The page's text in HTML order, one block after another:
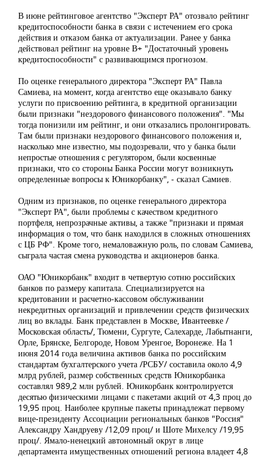
В июне рейтинговое агентство "Эксперт РА" отозвало рейтинг
кредитоспособности банка в связи с истечением его срока
действия и отказом банка от актуализации. Ранее у банка
действовал рейтинг на уровне В+ "Достаточный уровень
кредитоспособности" с развивающимся прогнозом.
По оценке генерального директора "Эксперт РА" Павла
Самиева, на момент, когда агентство еще оказывало банку
услуги по присвоению рейтинга, в кредитной организации
были признаки "нездорового финансового положения". "Мы
тогда понизили им рейтинг, и они отказались пролонгировать.
Там были признаки нездорового финансового положения и,
насколько мне известно, мы подозревали, что у банка были
непростые отношения с регулятором, были косвенные
признаки, что со стороны Банка России могут возникнуть
определенные вопросы к Юникорбанку", - сказал Самиев.
Одним из признаков, по оценке генерального директора
"Эксперт РА", были проблемы с качеством кредитного
портфеля, непрозрачные активы, а также "признаки и прямая
информация о том, что банк находился в сложных отношениях
с ЦБ РФ". Кроме того, немаловажную роль, по словам Самиева,
сыграла частая смена руководства и акционеров банка.
ОАО "Юникорбанк" входит в четвертую сотню российских
банков по размеру капитала. Специализируется на
кредитовании и расчетно-кассовом обслуживании
некредитных организаций и привлечении средств физических
лиц во вклады. Банк представлен в Москве, Ивантеевке /
Московская область/, Тюмени, Сургуте, Салехарде, Лабытнанги,
Орле, Брянске, Белгороде, Новом Уренгое, Воронеже. На 1
июня 2014 года величина активов банка по российским
стандартам бухгалтерского учета /РСБУ/ составила около 4,9
млрд рублей, размер собственных средств Юникорбанка
составлял 989,2 млн рублей. Юникорбанк контролируется
десятью физическими лицами с пакетами акций от 4,3 проц до
19,95 проц. Наиболее крупные пакеты принадлежат первому
вице-президенту Ассоциации региональных банков "Россия"
Александру Хандруеву /12,09 проц/ и Шоте Михелсу /19,95
проц/. Ямало-ненецкий автономный округ в лице
департамента имущественных отношений региона владеет 4,8